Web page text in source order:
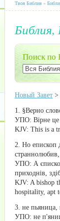
Твоя Библия »
Библия,
Поиск по
Новый Завет >
1. §Верно
УПО: Вірне це
KJV: This is a
2. Но епископ
УПО: А
приходнів,
KJV: A bishop
hospitality, apt
3. не пьяница,
УПО: не